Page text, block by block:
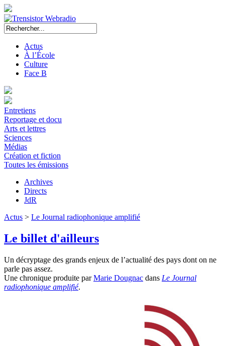
Actus
À l’École
Culture
Face B
Entretiens
Reportage et docu
Arts et lettres
Sciences
Médias
Création et fiction
Toutes les émissions
Archives
Directs
JdR
Actus > Le Journal radiophonique amplifié
Le billet d'ailleurs
Un décryptage des grands enjeux de l’actualité des pays dont on ne
parle pas assez.
Une chronique produite parMarie Dougnac dans Le Journal
radiophonique amplifié.